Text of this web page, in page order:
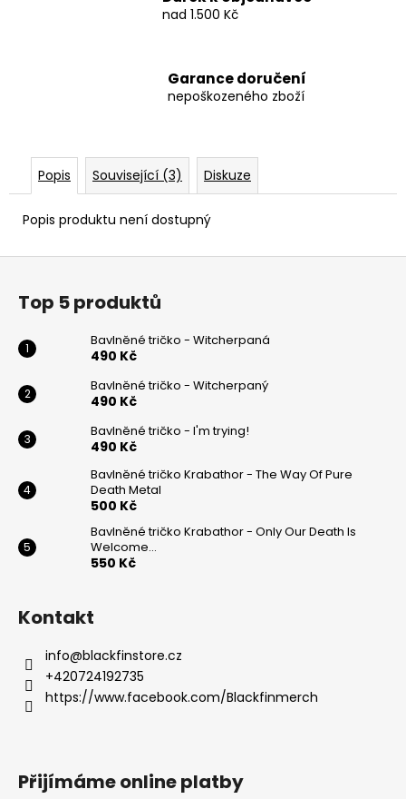
nad 1.500 Kč
Garance doručení
nepoškozeného zboží
Popis Související (3) Diskuze
Popis produktu není dostupný
Z
Top 5 produktů
Bavlněné tričko - Witcherpaná
490 Kč
Bavlněné tričko - Witcherpaný
490 Kč
Bavlněné tričko - I'm trying!
490 Kč
Bavlněné tričko Krabathor - The Way Of Pure
Death Metal
500 Kč
Bavlněné tričko Krabathor - Only Our Death Is
Welcome...
550 Kč
Kontakt
info@blackfinstore.cz
+420724192735
https://www.facebook.com/Blackfinmerch
Přijímáme online platby